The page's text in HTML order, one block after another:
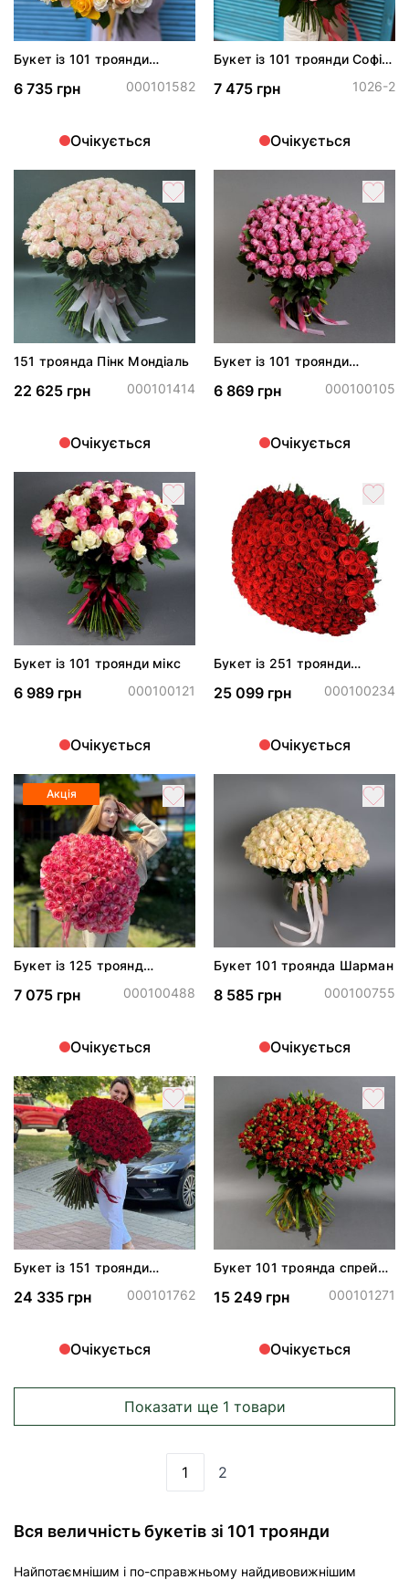
Букет із 101 троянди
6 735 грн 000101582
Очікується
Букет із 101 троянди Софі
7 475 грн 1026-2
Очікується
151 троянда Пінк Мондіаль
22 625 грн 000101414
Очікується
Букет із 101 троянди
6 869 грн 000100105
Очікується
Букет із 101 троянди мікс
6 989 грн 000100121
Очікується
Букет із 251 троянди
25 099 грн 000100234
Очікується
Акція
Букет із 125 троянд
7 075 грн 000100488
Очікується
Букет 101 троянда Шарман
8 585 грн 000100755
Очікується
Букет із 151 троянди
24 335 грн 000101762
Очікується
Букет 101 троянда спрей
15 249 грн 000101271
Очікується
Показати ще 1 товари
Ви зараз читаєте сторінку
1 Сторінка
2
Вся величність букетів зі 101 троянди
Найпотаємнішим і по-справжньому найдивовижнішим